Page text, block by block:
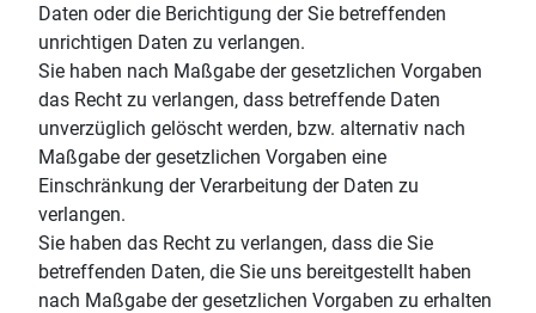
Daten oder die Berichtigung der Sie betreffenden
unrichtigen Daten zu verlangen.
Sie haben nach Maßgabe der gesetzlichen Vorgaben
das Recht zu verlangen, dass betreffende Daten
unverzüglich gelöscht werden, bzw. alternativ nach
Maßgabe der gesetzlichen Vorgaben eine
Einschränkung der Verarbeitung der Daten zu
verlangen.
Sie haben das Recht zu verlangen, dass die Sie
betreffenden Daten, die Sie uns bereitgestellt haben
nach Maßgabe der gesetzlichen Vorgaben zu erhalten